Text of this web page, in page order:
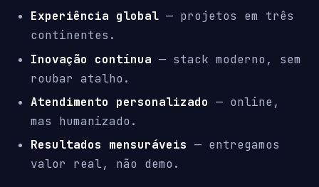
Experiência global — projetos em três
continentes.
Inovação contínua — stack moderno, sem
roubar atalho.
Atendimento personalizado — online,
mas humanizado.
Resultados mensuráveis — entregamos
valor real, não demo.